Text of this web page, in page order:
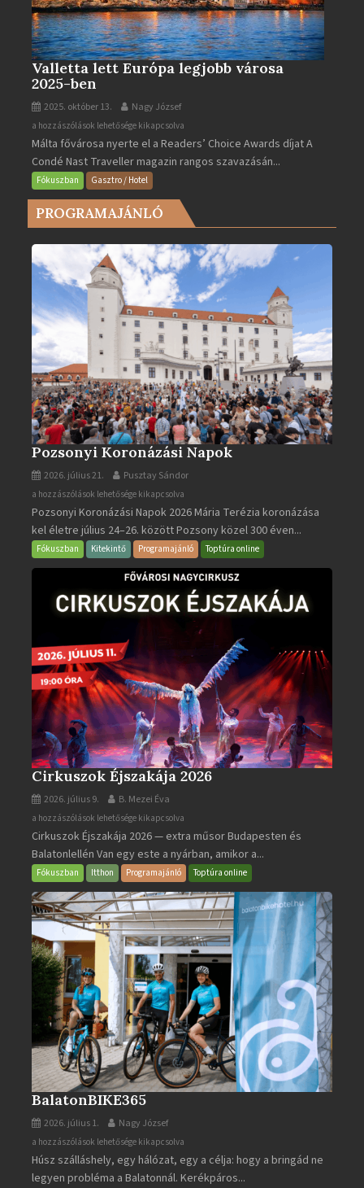
Valletta lett Európa legjobb városa
2025-ben
2025. október 13. Nagy József
Valletta
lett
Európa
legjobb
városa
2025-
bejegyzéshez
a hozzászólások lehetősége kikapcsolva
Málta fővárosa nyerte el a Readers’ Choice Awards díjat A
Condé Nast Traveller magazin rangos szavazásán...
Fókuszban Gasztro / Hotel
PROGRAMAJÁNLÓ
Pozsonyi Koronázási Napok
2026. július 21. Pusztay Sándor
Pozsonyi
Koronázási
Napok
bejegyzéshez
a hozzászólások lehetősége kikapcsolva
Pozsonyi Koronázási Napok 2026 Mária Terézia koronázása
kel életre július 24–26. között Pozsony közel 300 éven...
Fókuszban Kitekintő Programajánló Toptúra online
Cirkuszok Éjszakája 2026
2026. július 9. B. Mezei Éva
Cirkuszok
Éjszakája
2026
bejegyzéshez
a hozzászólások lehetősége kikapcsolva
Cirkuszok Éjszakája 2026 — extra műsor Budapesten és
Balatonlellén Van egy este a nyárban, amikor a...
Fókuszban Itthon Programajánló Toptúra online
BalatonBIKE365
2026. július 1. Nagy József
BalatonBIKE365
bejegyzéshez
a hozzászólások lehetősége kikapcsolva
Húsz szálláshely, egy hálózat, egy a célja: hogy a bringád ne
legyen probléma a Balatonnál. Kerékpáros...